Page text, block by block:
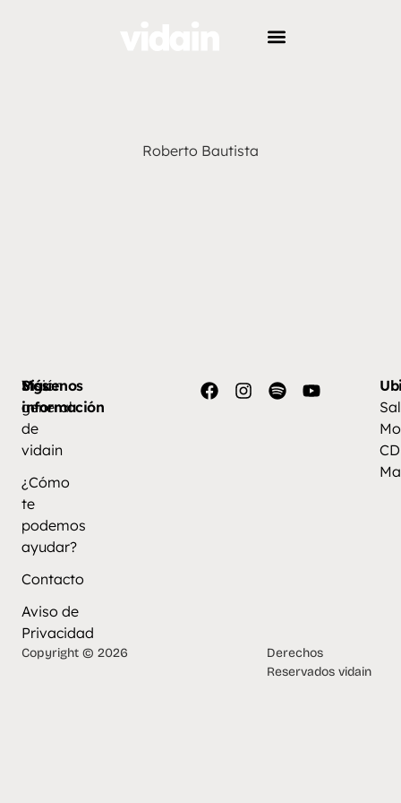
Roberto Bautista
Más
información
Visión
general
de
vidain
¿Cómo
te
podemos
ayudar?
Contacto
Aviso de
Privacidad
Síguenos
Copyright © 2026
Derechos
Reservados vidain